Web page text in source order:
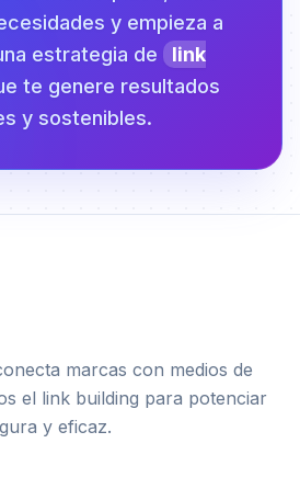
y empieza a
estrategia de
link
te genere resultados
y sostenibles.
marcas con medios de
el link building para potenciar
y eficaz.